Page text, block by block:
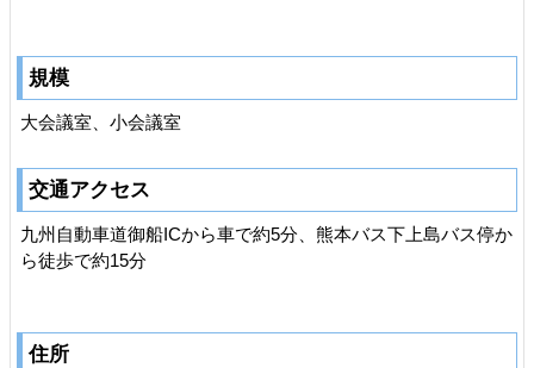
規模
大会議室、小会議室
交通アクセス
九州自動車道御船ICから車で約5分、熊本バス下上島バス停か
ら徒歩で約15分
住所